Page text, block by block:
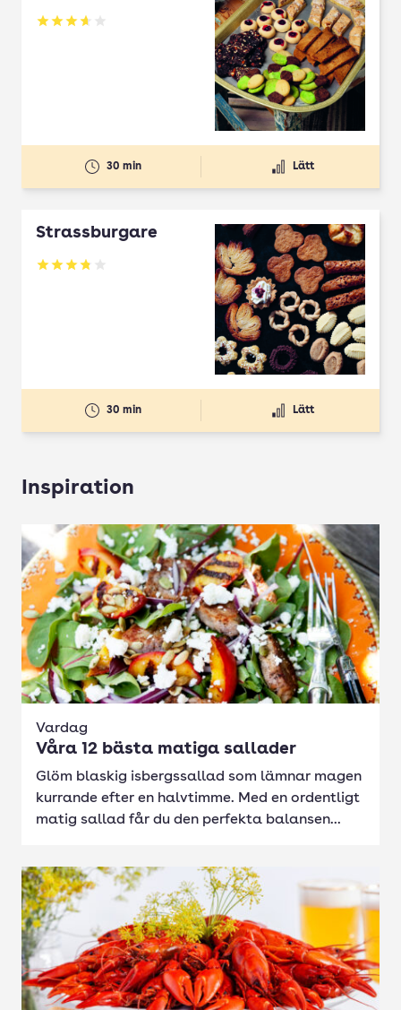
Betyg: 3.65 av 5
30 min Lätt
Strassburgare
Betyg: 3.78 av 5
30 min Lätt
Inspiration
Vardag
Våra 12 bästa matiga sallader
Glöm blaskig isbergssallad som lämnar magen
kurrande efter en halvtimme. Med en ordentligt
matig sallad får du den perfekta balansen...